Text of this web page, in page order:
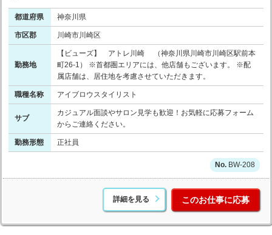
都道府県 神奈川県
市区郡 川崎市川崎区
勤務地
【ビューズ】 アトレ川崎 （神奈川県川崎市川崎区駅前本
町26-1） ※首都圏エリアには、他店舗もございます。 ※配
属店舗は、居住地を考慮させていただきます。
職種名称 アイブロウスタイリスト
サブ
カジュアル面談やサロン見学も歓迎！お気軽に応募フォーム
からご連絡ください。
勤務形態 正社員
BW-208
詳細を見る このお仕事に応募